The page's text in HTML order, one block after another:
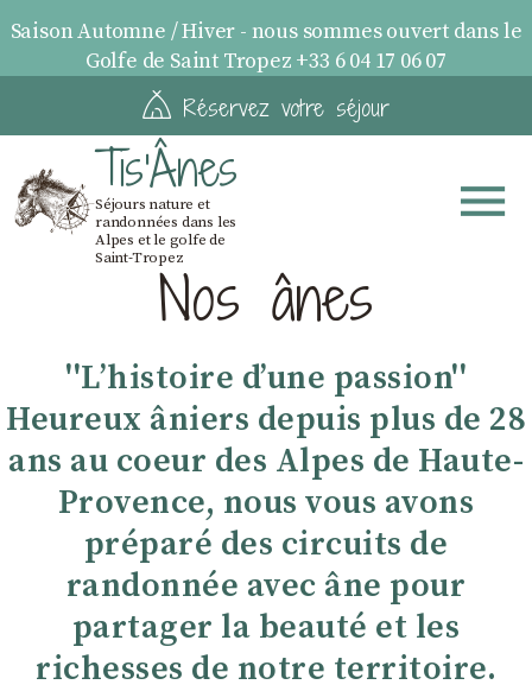
Saison Automne / Hiver - nous sommes ouvert dans le
Golfe de Saint Tropez +33 6 04 17 06 07
Réservez votre séjour
Tis'Ânes
Séjours nature et
randonnées dans les
Alpes et le golfe de
Saint-TropezNos ânes
''Lʼhistoire dʼune passion''
Heureux âniers depuis plus de 28
ans au coeur des Alpes de Haute-
Provence, nous vous avons
préparé des circuits de
randonnée avec âne pour
partager la beauté et les
richesses de notre territoire.